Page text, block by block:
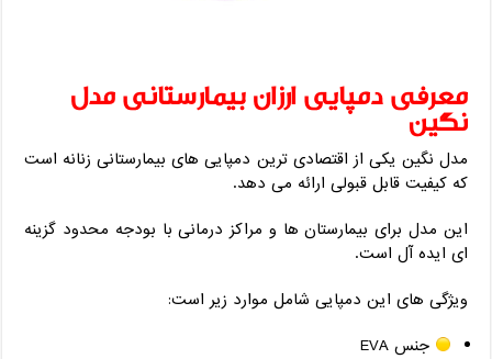
معرفی دمپایی ارزان بیمارستانی مدل
نگین
مدل نگین یکی از اقتصادی ترین دمپایی های بیمارستانی زنانه است
که کیفیت قابل قبولی ارائه می دهد.
این مدل برای بیمارستان ها و مراکز درمانی با بودجه محدود گزینه
ای ایده آل است.
ویژگی های این دمپایی شامل موارد زیر است:
جنس EVA